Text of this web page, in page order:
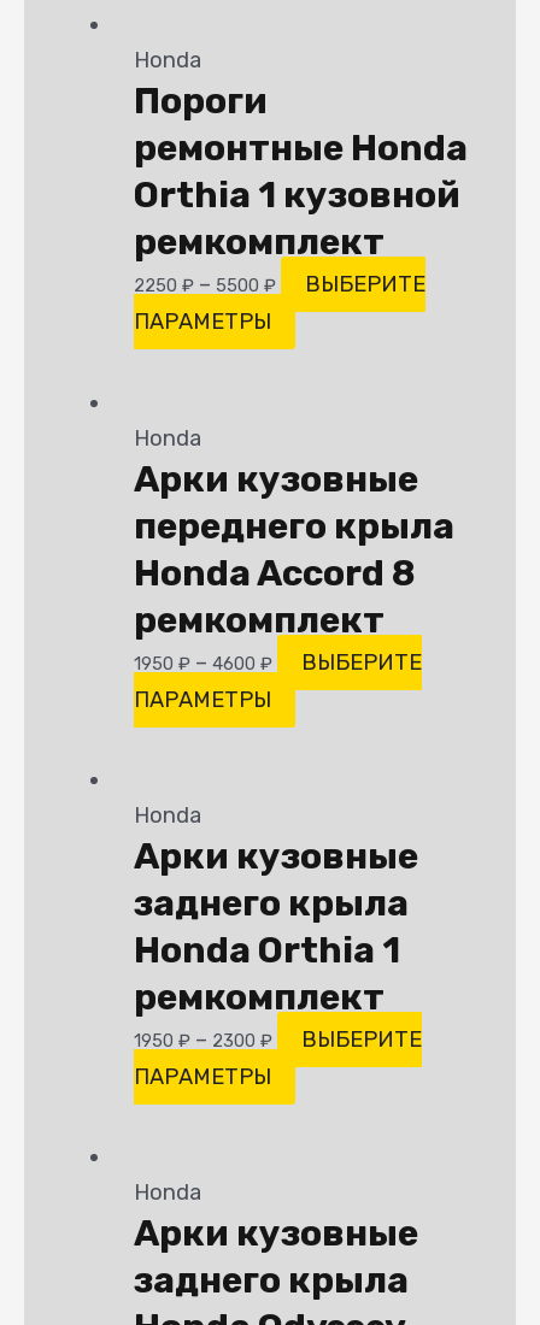
Honda
Пороги
ремонтные Honda
Orthia 1 кузовной
ремкомплект
2250₽ – 5500₽
ВЫБЕРИТЕ
ПАРАМЕТРЫ
Honda
Арки кузовные
переднего крыла
Honda Accord 8
ремкомплект
1950₽ –4600₽
ВЫБЕРИТЕ
ПАРАМЕТРЫ
Honda
Арки кузовные
заднего крыла
Honda Orthia 1
ремкомплект
1950₽ – 2300₽
ВЫБЕРИТЕ
ПАРАМЕТРЫ
Honda
Арки кузовные
заднего крыла